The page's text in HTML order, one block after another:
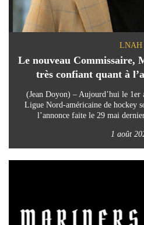
LNAH
Le nouveau Commissaire,
très confiant quant à
(Jean Doyon) – Aujourd’hui le
Ligue Nord-américaine de hockey
l’annonce faite le 29 mai
1 août